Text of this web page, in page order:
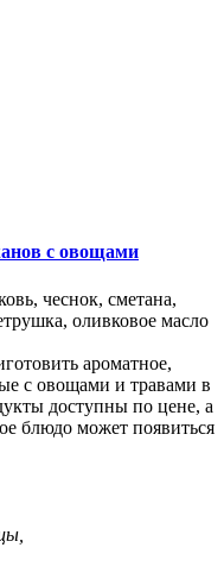
с овощами
чеснок, сметана,
оливковое масло
ароматное,
с овощами и травами в
доступны по цене, а
блюдо может появиться